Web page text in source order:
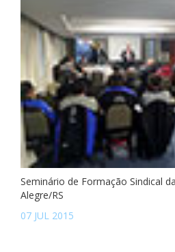
Seminário de Formação Sindical
Alegre/RS
07 JUL 2015